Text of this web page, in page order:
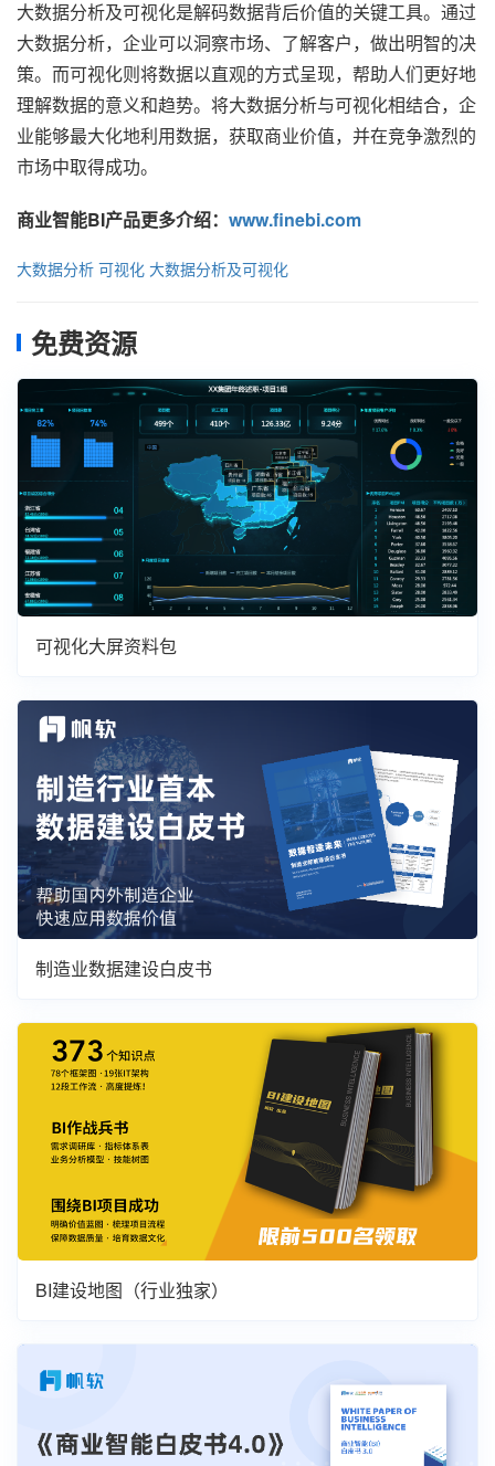
大数据分析及可视化是解码数据背后价值的关键工具。通过
大数据分析，企业可以洞察市场、了解客户，做出明智的决
策。而可视化则将数据以直观的方式呈现，帮助人们更好地
理解数据的意义和趋势。将大数据分析与可视化相结合，企
业能够最大化地利用数据，获取商业价值，并在竞争激烈的
市场中取得成功。
商业智能BI产品更多介绍： www.finebi.com
大数据分析 可视化 大数据分析及可视化
免费资源
可视化大屏资料包
制造业数据建设白皮书
BI建设地图（行业独家）